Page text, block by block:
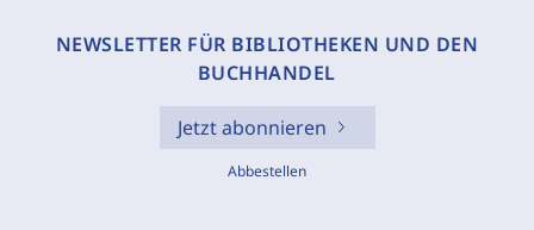
NEWSLETTER FÜR BIBLIOTHEKEN UND DEN
BUCHHANDEL
Jetzt abonnieren
Abbestellen